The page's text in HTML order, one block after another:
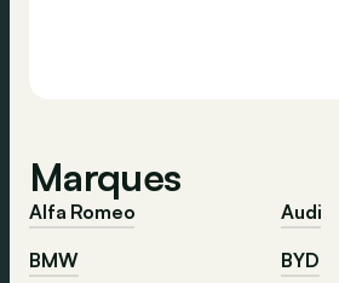
Marques
Alfa Romeo
Audi
BMW
BYD